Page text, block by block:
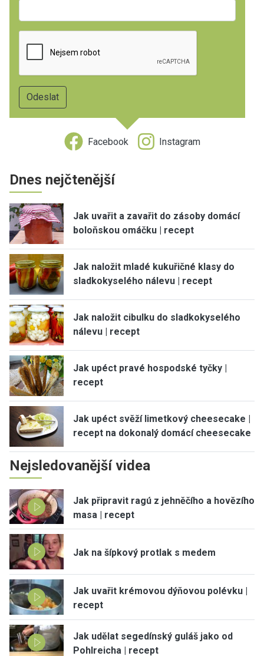
Facebook Instagram
Dnes nejčtenější
Jak uvařit a zavařit do zásoby domácí
boloňskou omáčku | recept
Jak naložit mladé kukuřičné klasy do
sladkokyselého nálevu | recept
Jak naložit cibulku do sladkokyselého
nálevu | recept
Jak upéct pravé hospodské tyčky |
recept
Jak upéct svěží limetkový cheesecake |
recept na dokonalý domácí cheesecake
Nejsledovanější videa
Jak připravit ragú z jehněčího a hovězího
masa | recept
Jak na šípkový protlak s medem
Jak uvařit krémovou dýňovou polévku |
recept
Jak udělat segedínský guláš jako od
Pohlreicha | recept